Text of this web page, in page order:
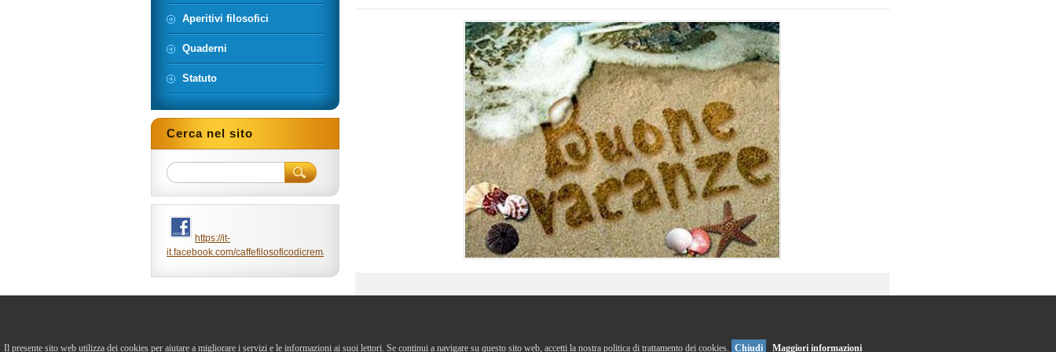
Aperitivi filosofici
Quaderni
Statuto
Cerca nel sito
https://it-
it.facebook.com/caffefilosoficodicrema/
Il presente sito web utilizza dei cookies per aiutare a migliorare i servizi e le informazioni ai suoi lettori. Se continui a navigare su questo sito web, accetti la nostra politica di trattamento dei cookies. Chiudi Maggiori informazioni